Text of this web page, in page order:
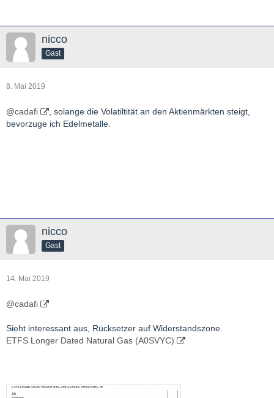
nicco
Gast
8. Mai 2019
@cadafi
, solange die Volatiltität an den Aktienmärkten steigt,
bevorzuge ich Edelmetalle.
nicco
Gast
14. Mai 2019
@cadafi
Sieht interessant aus, Rücksetzer auf Widerstandszone.
ETFS Longer Dated Natural Gas (A0SVYC)